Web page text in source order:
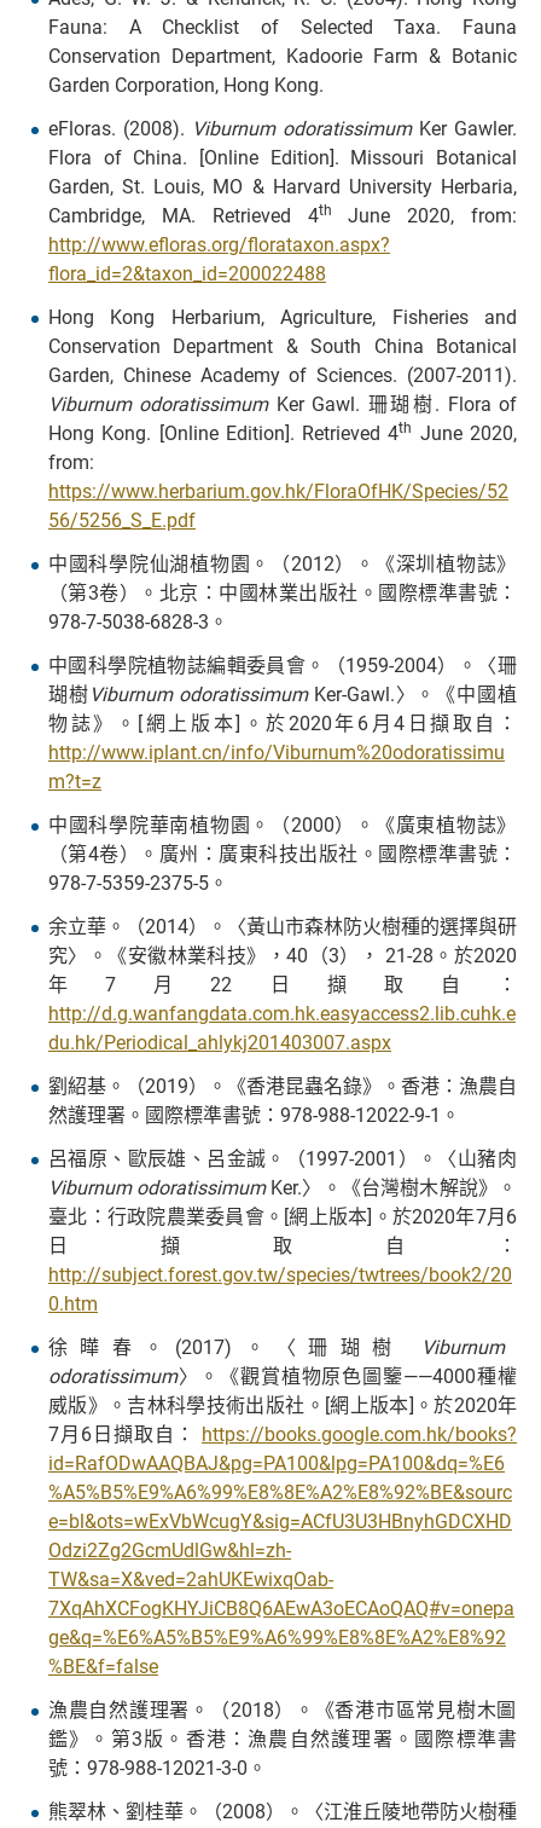
Fauna: A Checklist of Selected Taxa. Fauna
Conservation Department, Kadoorie Farm & Botanic
Garden Corporation, Hong Kong.
eFloras. (2008). Viburnum odoratissimumKer Gawler.
Flora of China. [Online Edition]. Missouri Botanical
Garden, St. Louis, MO & Harvard University Herbaria,
Cambridge, MA. Retrieved 4th
June 2020, from:
http://www.efloras.org/florataxon.aspx?
flora_id=2&taxon_id=200022488
Hong Kong Herbarium, Agriculture, Fisheries and
Conservation Department & South China Botanical
Garden, Chinese Academy of Sciences. (2007-2011).
Viburnum odoratissimumKer Gawl. 珊瑚樹. Flora of
Hong Kong. [Online Edition]. Retrieved 4th June 2020,
from:
https://www.herbarium.gov.hk/FloraOfHK/Species/52
56/5256_S_E.pdf
中國科學院仙湖植物園。（2012）。《深圳植物誌》
（第3卷）。北京：中國林業出版社。國際標準書號：
978-7-5038-6828-3。
中國科學院植物誌編輯委員會。（1959-2004）。〈珊
瑚樹 Viburnum odoratissimumKer-Gawl.〉。《中國植
物誌》。[網上版本]。於2020年6月4日擷取自：
http://www.iplant.cn/info/Viburnum%20odoratissimu
m?t=z
中國科學院華南植物園。（2000）。《廣東植物誌》
（第4卷）。廣州：廣東科技出版社。國際標準書號：
978-7-5359-2375-5。
余立華。（2014）。〈黃山市森林防火樹種的選擇與研
究〉。《安徽林業科技》，40（3）， 21-28。於2020
年7月22日擷取自：
http://d.g.wanfangdata.com.hk.easyaccess2.lib.cuhk.e
du.hk/Periodical_ahlykj201403007.aspx
劉紹基。（2019）。《香港昆蟲名錄》。香港：漁農自
然護理署。國際標準書號：978-988-12022-9-1。
呂福原、歐辰雄、呂金誠。（1997-2001）。〈山豬肉
Viburnum odoratissimumKer.〉。《台灣樹木解說》。
臺北：行政院農業委員會。[網上版本]。於2020年7月6
日擷取自：
http://subject.forest.gov.tw/species/twtrees/book2/20
0.htm
徐曄春。(2017)。〈珊瑚樹
Viburnum
odoratissimum〉。《觀賞植物原色圖鑒——4000種權
威版》。吉林科學技術出版社。[網上版本]。於2020年
7月6日擷取自：
https://books.google.com.hk/books?
id=RafODwAAQBAJ&pg=PA100&lpg=PA100&dq=%E6
%A5%B5%E9%A6%99%E8%8E%A2%E8%92%BE&sourc
e=bl&ots=wExVbWcugY&sig=ACfU3U3HBnyhGDCXHD
Odzi2Zg2GcmUdlGw&hl=zh-
TW&sa=X&ved=2ahUKEwixqOab-
7XqAhXCFogKHYJiCB8Q6AEwA3oECAoQAQ#v=onepa
ge&q=%E6%A5%B5%E9%A6%99%E8%8E%A2%E8%92
%BE&f=false
漁農自然護理署。（2018）。《香港市區常見樹木圖
鑑》。第3版。香港：漁農自然護理署。國際標準書
號：978-988-12021-3-0。
熊翠林、劉桂華。（2008）。〈江淮丘陵地帶防火樹種